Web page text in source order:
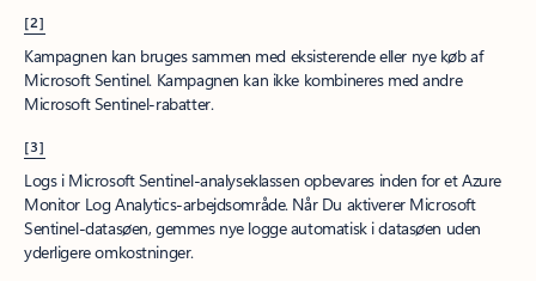
[2]
Kampagnen kan bruges sammen med eksisterende eller nye køb af
Microsoft Sentinel. Kampagnen kan ikke kombineres med andre
Microsoft Sentinel-rabatter.
[3]
Logs i Microsoft Sentinel-analyseklassen opbevares inden for et Azure
Monitor Log Analytics-arbejdsområde. Når Du aktiverer Microsoft
Sentinel-datasøen, gemmes nye logge automatisk i datasøen uden
yderligere omkostninger.